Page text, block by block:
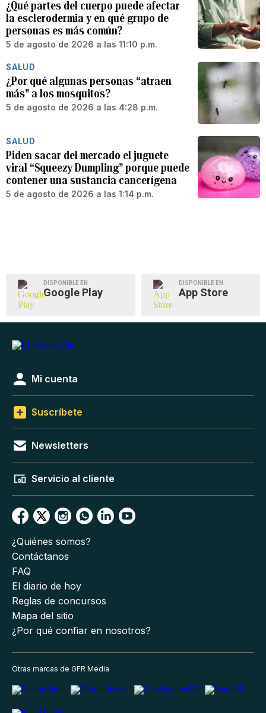
¿Qué partes del cuerpo puede afectar
la esclerodermia y en qué grupo de
personas es más común?
5 de agosto de 2026 a las 11:10 p.m.
SALUD
¿Por qué algunas personas “atraen
más” a los mosquitos?
5 de agosto de 2026 a las 4:28 p.m.
SALUD
Piden sacar del mercado el juguete
viral “Squeezy Dumpling” porque puede
contener una sustancia cancerígena
5 de agosto de 2026 a las 1:14 p.m.
DISPONIBLE EN
Google Play
DISPONIBLE EN
App Store
Mi cuenta
Suscríbete
Newsletters
Servicio al cliente
¿Quiénes somos?
Contáctanos
FAQ
El diario de hoy
Reglas de concursos
Mapa del sitio
¿Por qué confiar en nosotros?
Otras marcas de GFR Media